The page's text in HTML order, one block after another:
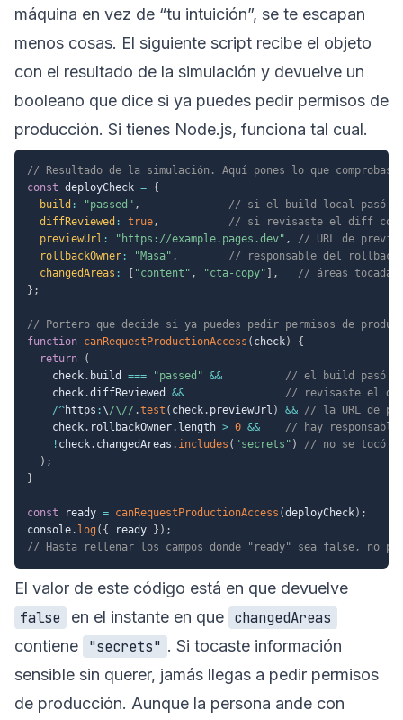
máquina en vez de “tu intuición”, se te escapan
menos cosas. El siguiente script recibe el objeto
con el resultado de la simulación y devuelve un
booleano que dice si ya puedes pedir permisos de
producción. Si tienes Node.js, funciona tal cual.
// Resultado de la simulación. Aquí pones lo que
const deployCheck = {
build : "passed" ,
// si el build local pasó
diffReviewed : true,
// si revisaste el diff con
previewUrl : "https://example.pages.dev" ,
// URL de
rollbackOwner : "Masa" ,
// responsable del rollback
changedAreas : "content" , "cta-copy" ,
// áreas tocadas
} ;
// Portero que decide si ya puedes pedir permisos de
function canRequestProductionAccess ( check)
{
return
(
    check
. build === "passed" &&
// el build pasó
    check
.diffReviewed &&
// revisaste el
/^https :\/\// .test ( check. previewUrl ) && // la URL de
    check
. rollbackOwner. length > 0 &&
// hay
! check. changedAreas . includes ( "secrets" )
// no se tocó
) ;
}
const ready = canRequestProductionAccess (deployCheck) ;
console. log ( { ready } ) ;
// Hasta rellenar los campos donde "ready" sea false, no
El valor de este código está en que devuelve
false
en el instante en que changedAreas
contiene
"secrets" . Si tocaste información
sensible sin querer, jamás llegas a pedir permisos
de producción. Aunque la persona ande con